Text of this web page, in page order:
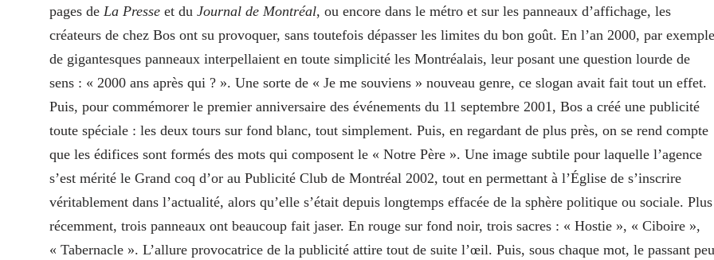
pages de La Presse et du Journal de Montréal, ou encore dans le métro et sur les panneaux d’affichage, les
créateurs de chez Bos ont su provoquer, sans toutefois dépasser les limites du bon goût. En l’an 2000, par
de gigantesques panneaux interpellaient en toute simplicité les Montréalais, leur posant une question lourde de
sens : « 2000 ans après qui ? ». Une sorte de « Je me souviens » nouveau genre, ce slogan avait fait tout un effet.
Puis, pour commémorer le premier anniversaire des événements du 11 septembre 2001, Bos a créé une publicité
toute spéciale : les deux tours sur fond blanc, tout simplement. Puis, en regardant de plus près, on se rend compte
que les édifices sont formés des mots qui composent le « Notre Père ». Une image subtile pour laquelle l’agence
s’est mérité le Grand coq d’or au Publicité Club de Montréal 2002, tout en permettant à l’Église de s’inscrire
véritablement dans l’actualité, alors qu’elle s’était depuis longtemps effacée de la sphère politique ou sociale. Plus
récemment, trois panneaux ont beaucoup fait jaser. En rouge sur fond noir, trois sacres : « Hostie », « Ciboire »,
« Tabernacle ». L’allure provocatrice de la publicité attire tout de suite l’œil. Puis, sous chaque mot, le passant